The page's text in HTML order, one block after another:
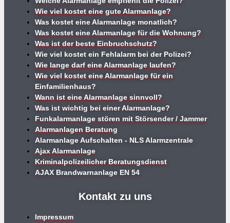
Wie viel kostet eine gute Alarmanlage?
Was kostet eine Alarmanlage monatlich?
Was kostet eine Alarmanlage für die Wohnung?
Was ist der beste Einbruchschutz?
Wie viel kostet ein Fehlalarm bei der Polizei?
Wie lange darf eine Alarmanlage laufen?
Wie viel kostet eine Alarmanlage für ein
Einfamilienhaus?
Wann ist eine Alarmanlage sinnvoll?
Was ist wichtig bei einer Alarmanlage?
Funkalarmanlage stören mit Störsender / Jammer
Alarmanlagen Beratung
Alarmanlage Aufschalten - NLS Alarmzentrale
Ajax Alarmanlage
Kriminalpolizeilicher Beratungsdienst
AJAX Brandwarnanlage EN 54
Kontakt zu uns
Impressum